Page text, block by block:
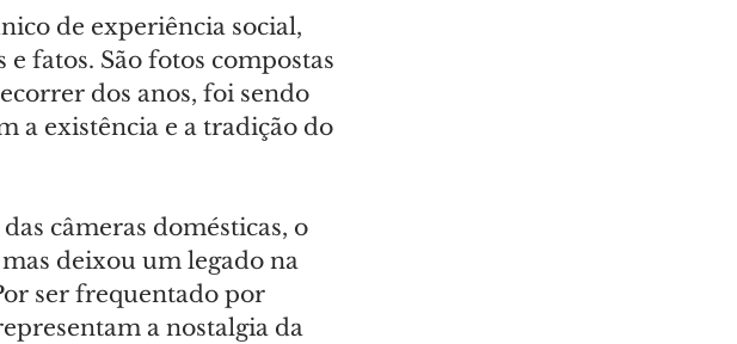
de experiência social,
fatos. São fotos compostas
dos anos, foi sendo
a existência e a tradição do
câmeras domésticas, o
deixou um legado na
ser frequentado por
a nostalgia da